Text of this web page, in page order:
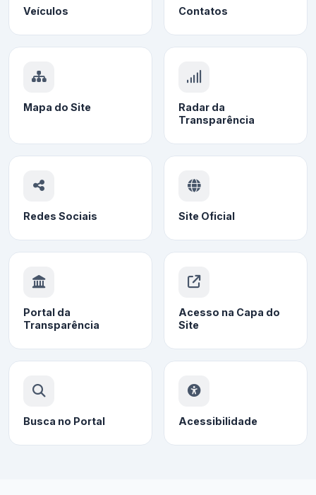
Veículos Contatos
Mapa do Site
Radar da
Transparência
Redes Sociais Site Oficial
Portal da
Transparência
Acesso na Capa do
Site
Busca no Portal Acessibilidade